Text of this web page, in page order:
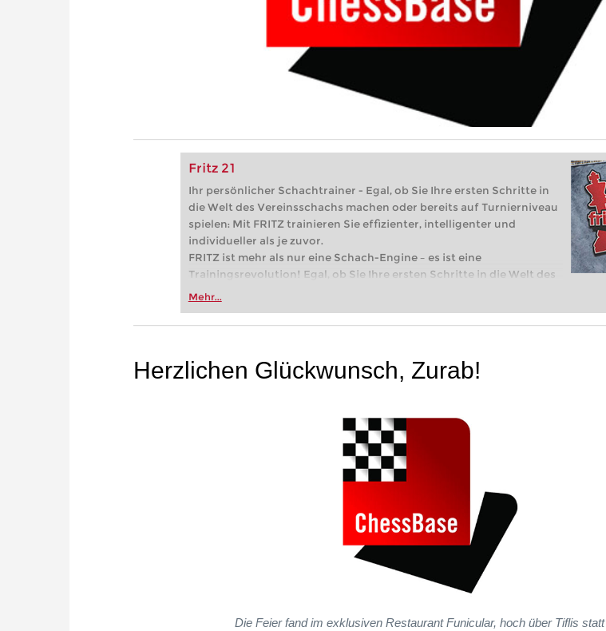
Fritz 21
Ihr persönlicher Schachtrainer - Egal, ob Sie Ihre ersten Schritte in
die Welt des Vereinsschachs machen oder bereits auf Turnierniveau
spielen: Mit FRITZ trainieren Sie effizienter, intelligenter und
individueller als je zuvor.
FRITZ ist mehr als nur eine Schach-Engine – es ist eine
Trainingsrevolution! Egal, ob Sie Ihre ersten Schritte in die Welt des
Vereinsschachs machen oder bereits auf Turnierniveau spielen: Mit
zuvor.
Mehr...
Herzlichen Glückwunsch, Zurab!
Die Feier fand im exklusiven Restaurant Funicular, hoch über Tiflis statt